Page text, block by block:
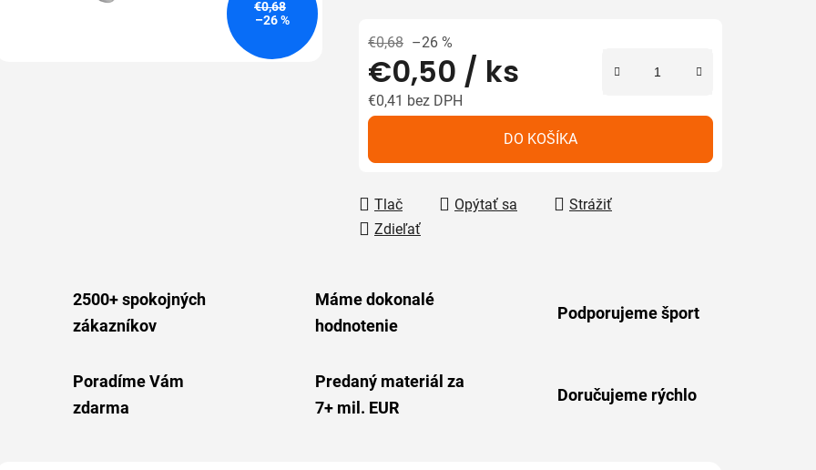
hviezdičiek.
€0,68 –26 %
€0,50 / ks
€0,41 bez DPH
DO KOŠÍKA
Tlač Opýtať sa
Strážiť
Zdieľať
€0,68
–26 %
2500+ spokojných
zákazníkov
Máme dokonalé
hodnotenie
Podporujeme šport
Poradíme Vám
zdarma
Predaný materiál za
7+ mil. EUR
Doručujeme rýchlo